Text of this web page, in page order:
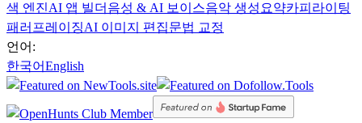
색 엔진AI 앱 빌더 음성 & AI 보이스음악 생성 요약카피라이팅
패러프레이징AI 이미지 편집문법 교정
언어:
한국어English